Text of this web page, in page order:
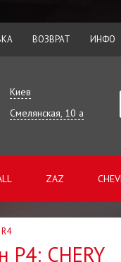
ВОЗВРАТ ИНФО
Киев
Смелянская, 10 а
ZAZ
R4
Р4: CHERY